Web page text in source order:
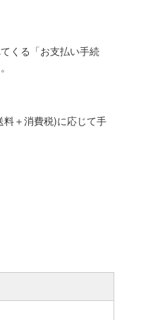
くる「お支払い手続
＋消費税)に応じて手